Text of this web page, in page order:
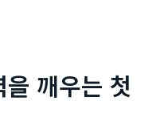
깨우는 첫